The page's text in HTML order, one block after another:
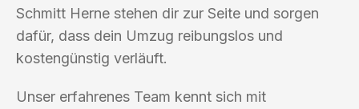
Schmitt Herne stehen dir zur Seite und sorgen
dafür, dass dein Umzug reibungslos und
kostengünstig verläuft.
Unser erfahrenes Team kennt sich mit